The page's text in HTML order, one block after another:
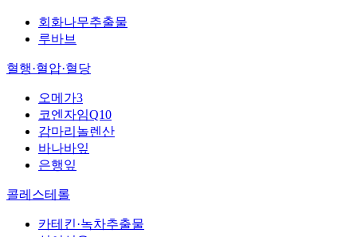
회화나무추출물
루바브
혈행·혈압·혈당
오메가3
코엔자임Q10
감마리놀렌산
바나바잎
은행잎
콜레스테롤
카테킨·녹차추출물